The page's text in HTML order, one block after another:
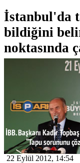
İstanbul'da
bildiğini
noktasında
22 Eylül 2012, 14:54